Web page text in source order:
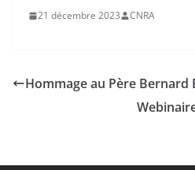
21 décembre 2023 CNRA
Hommage au Père